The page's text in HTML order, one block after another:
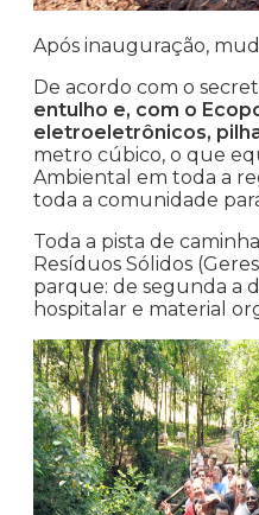
Após inauguração,
De acordo com o
entulho e, com o
eletroeletrônicos,
metro cúbico, o que
Ambiental em toda a
toda a comunidade
Toda a pista de
Resíduos Sólidos
parque: de segunda a
hospitalar e material